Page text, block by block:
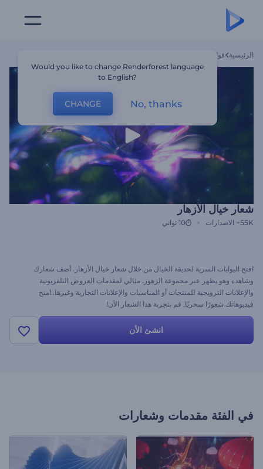
الرئيسية قوالب
شعار خيال الأزهار
55K+ الاصدارات 10 ثواني
افتح البوابات السرية لحديقة الخيال من خلال شعار خيال الأزهار. أضف شعارك
وشاهده وهو يظهر عبر مجموعة الزهور. مثالي لمقدمات العروض التلفزيونية
والإعلانات الترويجية للمنتجات أو المناسبات والإعلانات التجارية وغيرها. امنح
فيديوهاتك شعورًا سحريًا. قم بتجربة هذا الشعار الآن!
انشئ الأن
في الفئة مقدمات وشعارات
Would you like to change Renderforest language
to English?
CHANGE No, thanks